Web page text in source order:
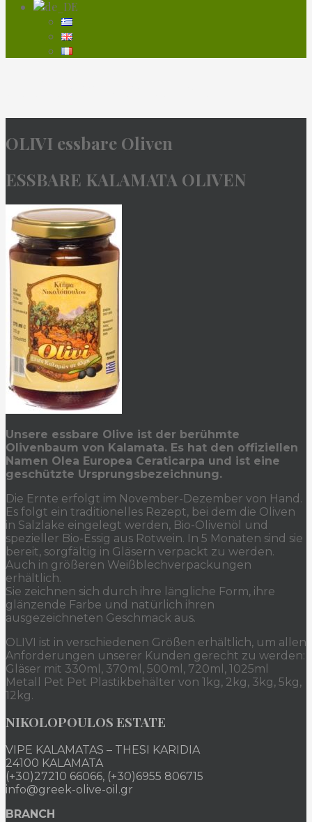
OLIVI essbare Oliven
ESSBARE KALAMATA OLIVEN
Unsere essbare Olive ist der berühmte
Olivenbaum von Kalamata. Es hat den offiziellen
Namen Olea Europea Ceraticarpa und ist eine
geschützte Ursprungsbezeichnung.
Die Ernte erfolgt im November-Dezember von Hand.
Es folgt ein traditionelles Rezept, bei dem die Oliven
in Salzlake eingelegt werden, Bio-Olivenöl und
spezieller Bio-Essig aus Rotwein. In 5 Monaten sind sie
bereit, sorgfältig in Gläsern verpackt zu werden.
Auch in größeren Weißblechverpackungen
erhältlich.
Sie zeichnen sich durch ihre längliche Form, ihre
glänzende Farbe und natürlich ihren
ausgezeichneten Geschmack aus.
OLIVI ist in verschiedenen Größen erhältlich, um allen
Anforderungen unserer Kunden gerecht zu werden:
Gläser mit 330ml, 370ml, 500ml, 720ml, 1025ml
Metall Pet Pet Plastikbehälter von 1kg, 2kg, 3kg, 5kg,
12kg.
NIKOLOPOULOS ESTATE
VIPE KALAMATAS – THESI KARIDIA
24100 KALAMATA
(+30)27210 66066, (+30)6955 806715
info@greek-olive-oil.gr
BRANCH